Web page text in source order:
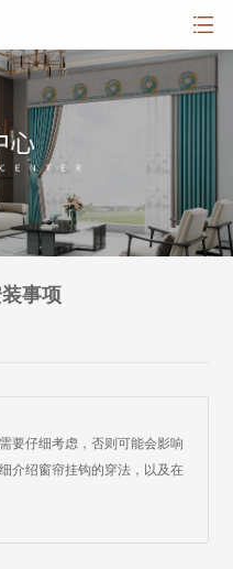
事项
要仔细考虑，否则可能会影响
介绍窗帘挂钩的穿法，以及在